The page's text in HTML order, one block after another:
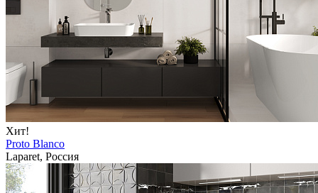
Хит!
Proto Blanco
Laparet, Россия